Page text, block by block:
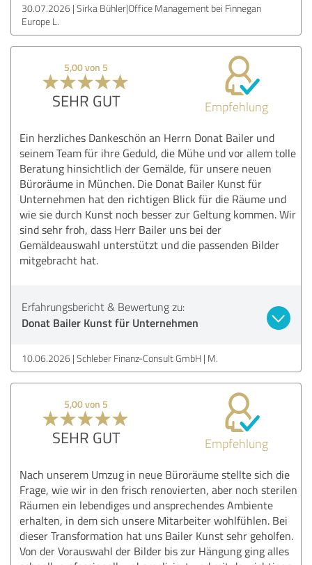
30.07.2026 Sirka Bühler|Office Management bei Finnegan
Europe L.
5,00 von 5
SEHR GUT Empfehlung
Ein herzliches Dankeschön an Herrn Donat Bailer und
seinem Team für ihre Geduld, die Mühe und vor allem tolle
Beratung hinsichtlich der Gemälde, für unsere neuen
Büroräume in München. Die Donat Bailer Kunst für
Unternehmen hat den richtigen Blick für die Räume und
wie sie durch Kunst noch besser zur Geltung kommen. Wir
sind sehr froh, dass Herr Bailer uns bei der
Gemäldeauswahl unterstützt und die passenden Bilder
mitgebracht hat.
Erfahrungsbericht & Bewertung zu:
Donat Bailer Kunst für Unternehmen
10.06.2026 Schleber Finanz-Consult GmbH | M.
5,00 von 5
SEHR GUT Empfehlung
Nach unserem Umzug in neue Büroräume stellte sich die
Frage, wie wir in den frisch renovierten, aber noch sterilen
Räumen ein lebendiges und ansprechendes Ambiente
erhalten, in dem sich unsere Mitarbeiter wohlfühlen. Bei
dieser Transformation hat uns Bailer Kunst sehr geholfen.
Von der Vorauswahl der Bilder bis zur Hängung ging alles